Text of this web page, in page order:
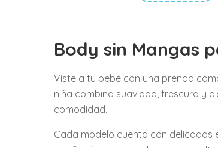
Body sin Mangas
Viste a tu bebé con una prenda
niña combina suavidad, frescura y
comodidad.
Cada modelo cuenta con delicados